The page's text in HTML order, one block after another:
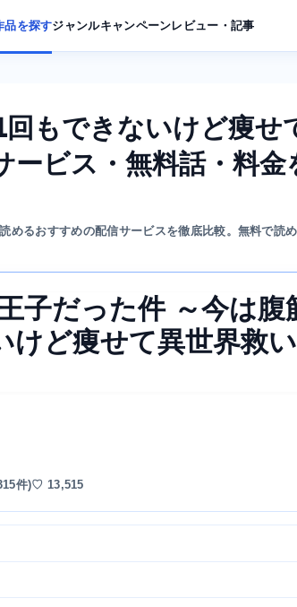
品を探すジャンルキャンペーンレビュー・記事
もできないけど痩せ
ービス・無料話・料金
めるおすすめの配信サービスを徹底比較。無料で読
子だった件 ～今は腹
けど痩せて異世界救
件)♡ 13,515